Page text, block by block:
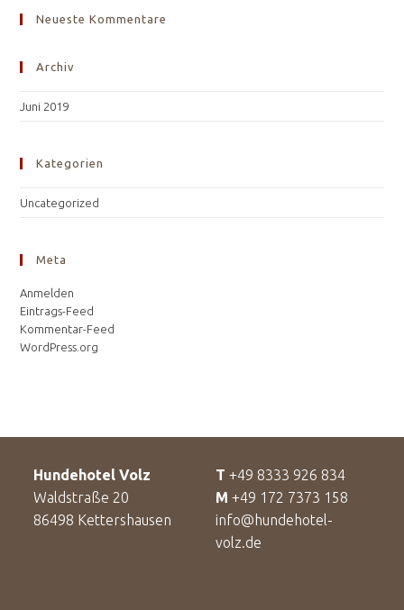
Neueste Kommentare
Archiv
Juni 2019
Kategorien
Uncategorized
Meta
Anmelden
Eintrags-Feed
Kommentar-Feed
WordPress.org
Hundehotel Volz
Waldstraße 20
86498 Kettershausen
T +49 8333 926 834
M +49 172 7373 158
info@hundehotel-
volz.de